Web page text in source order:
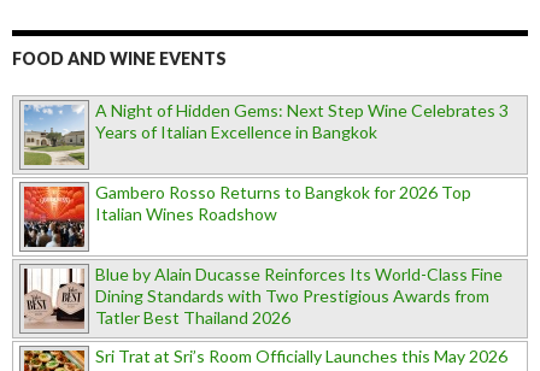
FOOD AND WINE EVENTS
A Night of Hidden Gems: Next Step Wine Celebrates 3
Years of Italian Excellence in Bangkok
Gambero Rosso Returns to Bangkok for 2026 Top
Italian Wines Roadshow
Blue by Alain Ducasse Reinforces Its World-Class Fine
Dining Standards with Two Prestigious Awards from
Tatler Best Thailand 2026
Sri Trat at Sri’s Room Officially Launches this May 2026